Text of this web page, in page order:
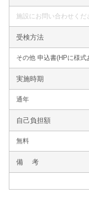
施設にお問い合わせくだ
受検方法
その他 申込書(HPに様
実施時期
通年
自己負担額
無料
備 考